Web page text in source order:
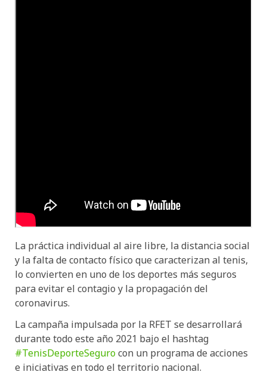
La práctica individual al aire libre, la distancia social
y la falta de contacto físico que caracterizan al tenis,
lo convierten en uno de los deportes más seguros
para evitar el contagio y la propagación del
coronavirus.
La campaña impulsada por la RFET se desarrollará
durante todo este año 2021 bajo el hashtag
#TenisDeporteSegurocon un programa de acciones
e iniciativas en todo el territorio nacional.